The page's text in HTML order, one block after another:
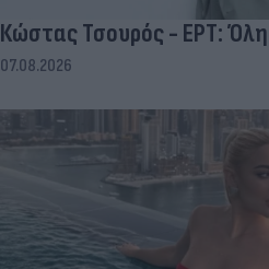
Κώστας Τσουρός - ΕΡΤ:
07.08.2026